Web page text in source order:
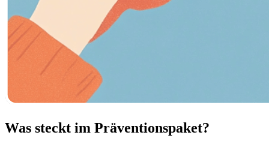
Was steckt im Präventionspaket?